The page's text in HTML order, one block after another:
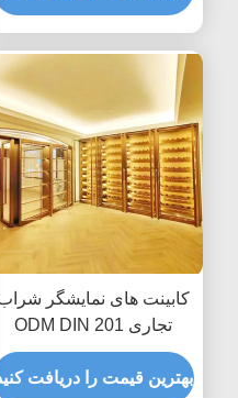
کابینت های نمایشگر شراب
تجاری ODM DIN 201
استیل ضد زنگ یخچال خنک
کننده
بهترین قیمت را دریافت کنید